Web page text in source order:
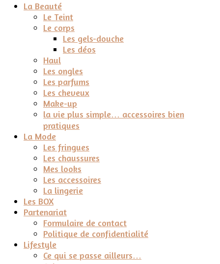
La Beauté
Le Teint
Le corps
Les gels-douche
Les déos
Haul
Les ongles
Les parfums
Les cheveux
Make-up
la vie plus simple… accessoires bien
pratiques
La Mode
Les fringues
Les chaussures
Mes looks
Les accessoires
La lingerie
Les BOX
Partenariat
Formulaire de contact
Politique de confidentialité
Lifestyle
Ce qui se passe ailleurs…